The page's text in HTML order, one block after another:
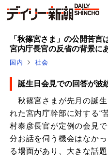
「秋篠宮さま」の公開苦
宮内庁長官の反省の背景に
国内 社会
誕生日会見での回答が波
秋篠宮さまが先月の誕生
れた宮内庁幹部に対する“
村泰彦長官が定例の会見
分お話を伺う機会はなか
る場面があり、大きな話